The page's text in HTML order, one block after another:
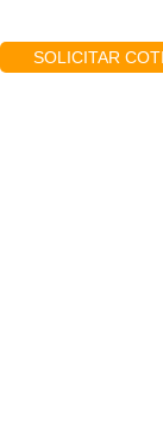
paraSOLICITAR